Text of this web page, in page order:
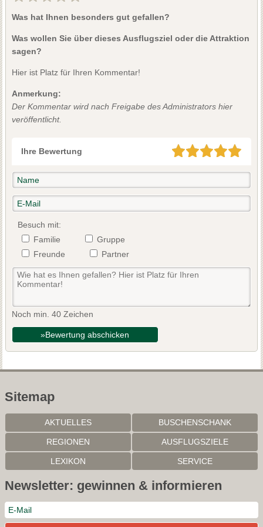
Was hat Ihnen besonders gut gefallen?
Was wollen Sie über dieses Ausflugsziel oder die Attraktion
sagen?
Hier ist Platz für Ihren Kommentar!
Anmerkung:
Der Kommentar wird nach Freigabe des Administrators hier
veröffentlicht.
Ihre Bewertung
Besuch mit:
Familie
Gruppe
Freunde
Partner
Noch min. 40 Zeichen
»Bewertung abschicken
Sitemap
AKTUELLES BUSCHENSCHANK
REGIONEN AUSFLUGSZIELE
LEXIKON SERVICE
Newsletter: gewinnen & informieren
Mit der weiteren Nutzung dieser Website akzeptieren Sie die